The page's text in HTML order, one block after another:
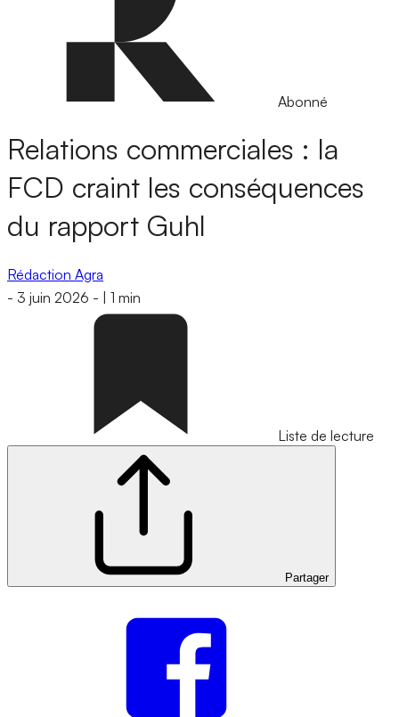
Abonné
Relations commerciales : la
FCD craint les conséquences
du rapport Guhl
Rédaction Agra
- 3 juin 2026 - 1 min
Liste de lecture
Partager